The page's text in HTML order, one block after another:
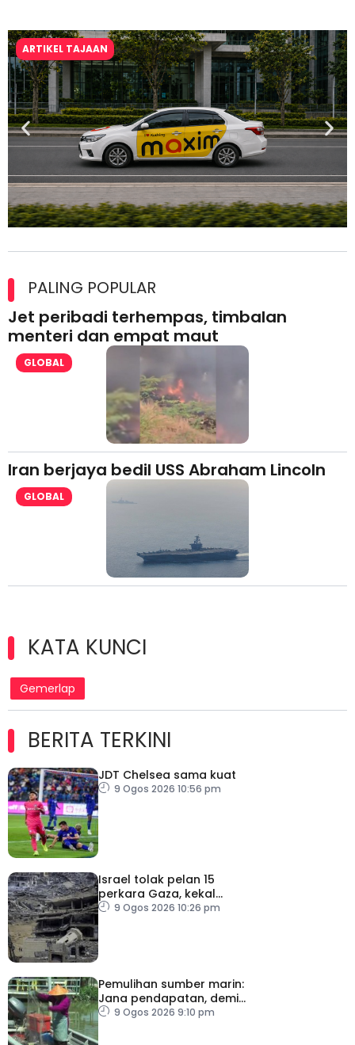
ARTIKEL TAJAAN
lesen separuh pertama 2026
PALING POPULAR
Jet peribadi terhempas, timbalan
menteri dan empat maut
GLOBAL
Iran berjaya bedil USS Abraham Lincoln
GLOBAL
KATA KUNCI
Gemerlap
BERITA TERKINI
JDT Chelsea sama kuat
9 Ogos 2026 10:56 pm
Israel tolak pelan 15
perkara Gaza, kekal
desak Hamas lucut
9 Ogos 2026 10:26 pm
Pemulihan sumber marin:
Jana pendapatan, demi
kelangsungan hidup
9 Ogos 2026 9:10 pm